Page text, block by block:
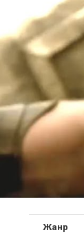
Жанр